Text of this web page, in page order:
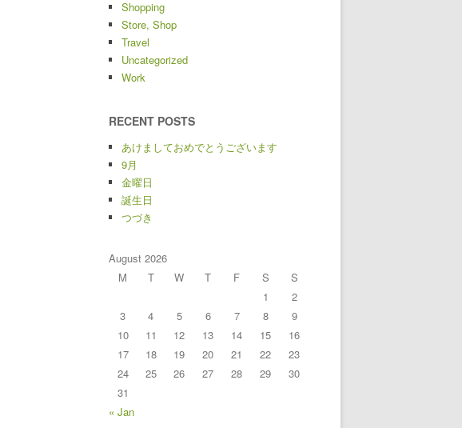
Shopping
Store, Shop
Travel
Uncategorized
Work
RECENT POSTS
あけましておめでとうございます
9月
金曜日
誕生日
つづき
August 2026
M
T W T F S
S
1
2
3
4 5 6 7 8
9
10
11 12 13 14 15
16
17
18 19 20 21 22
23
24
25 26 27 28 29
30
31
« Jan